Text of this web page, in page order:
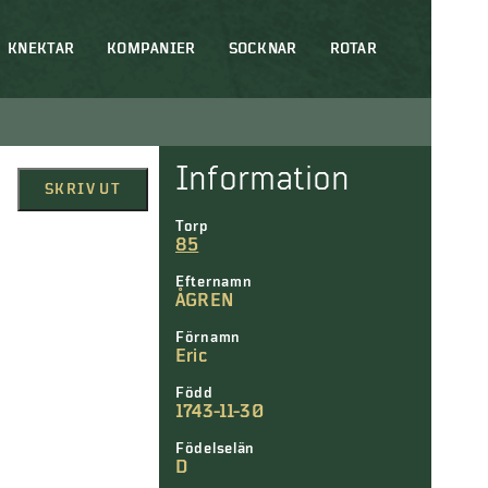
KNEKTAR KOMPANIER SOCKNAR ROTAR
SKRIV UT Information
Torp
85
Efternamn
ÅGREN
Förnamn
Eric
Född
1743-11-30
Födelselän
D